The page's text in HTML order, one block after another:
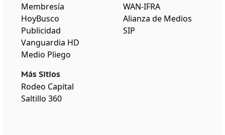
Membresía
HoyBusco
Publicidad
Vanguardia HD
Medio Pliego
Más Sitios
Rodeo Capital
Saltillo 360
WAN-IFRA
Alianza de Medios
SIP